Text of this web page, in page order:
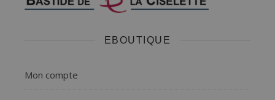
EBOUTIQUE
Mon compte